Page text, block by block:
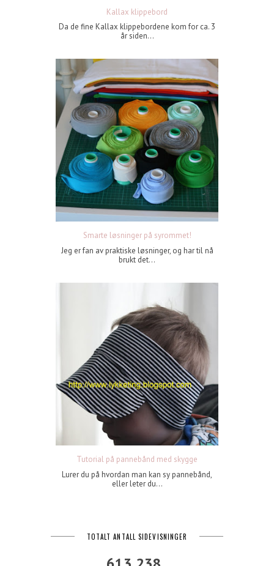
Kallax klippebord
Da de fine Kallax klippebordene kom for ca. 3
år siden...
Smarte løsninger på syrommet!
Jeg er fan av praktiske løsninger, og har til nå
brukt det...
Tutorial på pannebånd med skygge
Lurer du på hvordan man kan sy pannebånd,
eller leter du...
TOTALT ANTALL SIDEVISNINGER